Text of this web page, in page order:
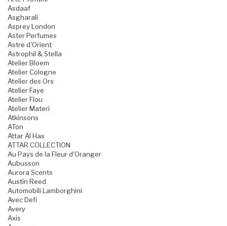
Asdaaf
Asgharali
Asprey London
Aster Perfumes
Astre d'Orient
Astrophil & Stella
Atelier Bloem
Atelier Cologne
Atelier des Ors
Atelier Faye
Atelier Flou
Atelier Materi
Atkinsons
ATon
Attar Al Has
ATTAR COLLECTION
Au Pays de la Fleur d'Oranger
Aubusson
Aurora Scents
Austin Reed
Automobili Lamborghini
Avec Defi
Avery
Axis